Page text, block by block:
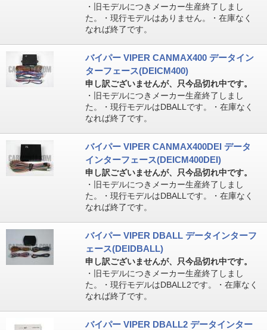
・旧モデルにつきメーカー生産終了しまし
た。・現行モデルはありません。・在庫なく
なれば終了です。
バイパー VIPER CANMAX400 データイン
ターフェース(DEICM400)
申し訳ございませんが、只今品切れ中です。
・旧モデルにつきメーカー生産終了しまし
た。・現行モデルはDBALLです。・在庫なく
なれば終了です。
バイパー VIPER CANMAX400DEI データ
インターフェース(DEICM400DEI)
申し訳ございませんが、只今品切れ中です。
・旧モデルにつきメーカー生産終了しまし
た。・現行モデルはDBALLです。・在庫なく
なれば終了です。
バイパー VIPER DBALL データインターフ
ェース(DEIDBALL)
申し訳ございませんが、只今品切れ中です。
・旧モデルにつきメーカー生産終了しまし
た。・現行モデルはDBALL2です。・在庫なく
なれば終了です。
バイパー VIPER DBALL2 データインター